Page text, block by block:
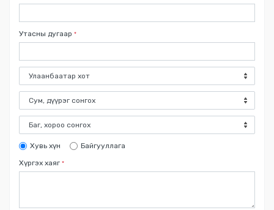
Утасны дугаар *
Хувь хүн
Байгууллага
Хүргэх хаяг *